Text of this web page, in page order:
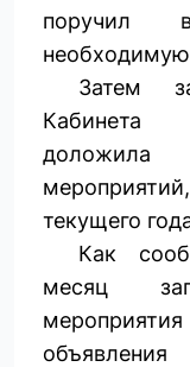
поручил
Затем
Кабинета
доложила
текущего
Как
месяц